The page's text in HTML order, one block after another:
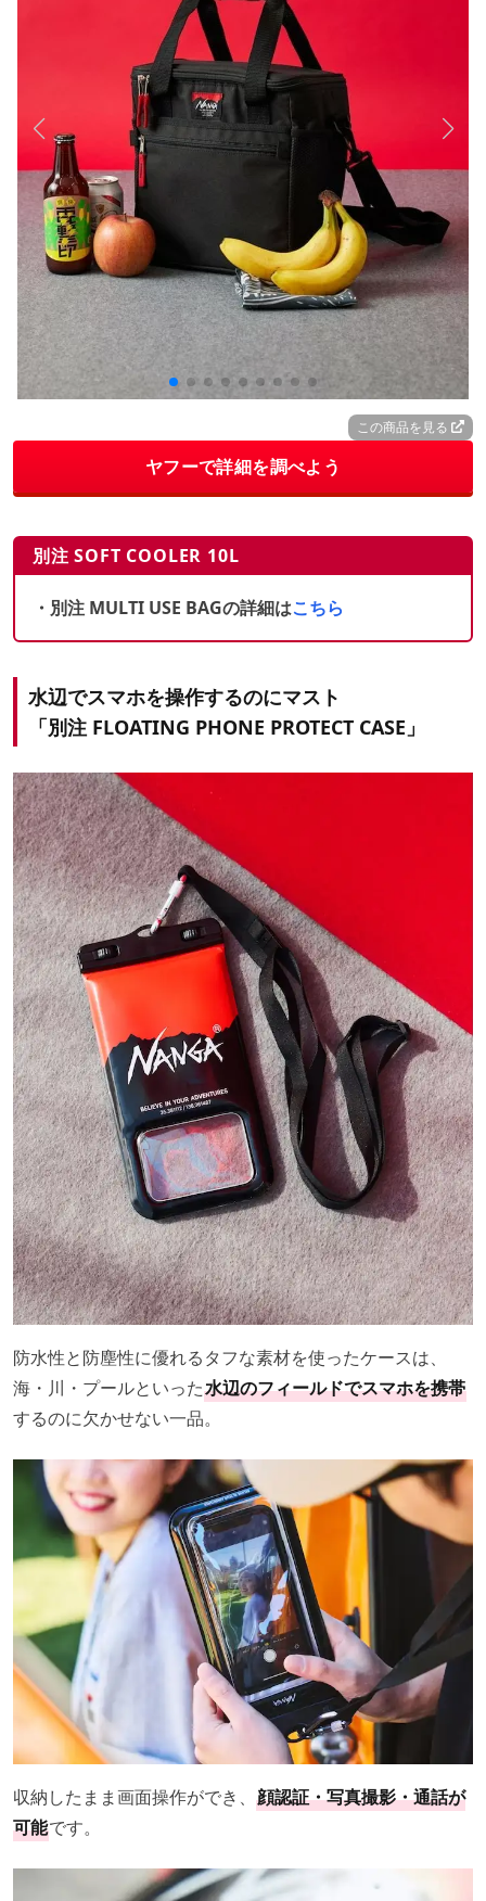
この商品を見る
ヤフーで詳細を調べよう
別注 SOFT COOLER 10L
・別注 MULTI USE BAGの詳細はこちら
水辺でスマホを操作するのにマスト
「別注 FLOATING PHONE PROTECT CASE」
防水性と防塵性に優れるタフな素材を使ったケースは、
海・川・プールといった水辺のフィールドでスマホを携帯
するのに欠かせない一品。
収納したまま画面操作ができ、 顔認証・写真撮影・通話が
可能です。